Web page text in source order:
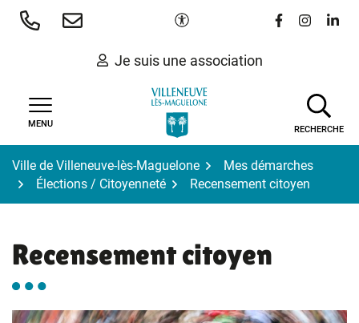
Aller
Paramètres d'accessibilité
Lien vers le
Lien vers
Lien
Je suis une association
MENU
RECHERCHE
Ville de Villeneuve-lès-Maguelone
Mes démarches
Élections / Citoyenneté
Recensement citoyen
Recensement citoyen